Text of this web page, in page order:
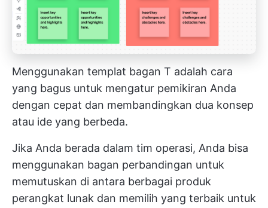
Menggunakan templat bagan T adalah cara
yang bagus untuk mengatur pemikiran Anda
dengan cepat dan membandingkan dua konsep
atau ide yang berbeda.
Jika Anda berada dalam tim operasi, Anda bisa
menggunakan bagan perbandingan untuk
memutuskan di antara berbagai produk
perangkat lunak dan memilih yang terbaik untuk